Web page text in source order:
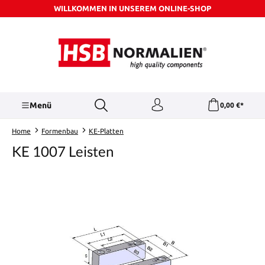
Zum Hauptinhalt springenWILLKOMMEN IN UNSEREM ONLINE-SHOP
Menü 0,00 €*
Home Formenbau KE-Platten
KE 1007 Leisten